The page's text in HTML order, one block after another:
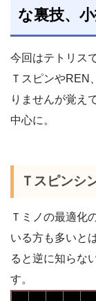
な裏技、
今回はテトリス
ＴスピンやREN
りませんが覚え
中心に。
Ｔスピンシ
Ｔミノの最適化
いる方も多いと
ると逆に知らな
す。